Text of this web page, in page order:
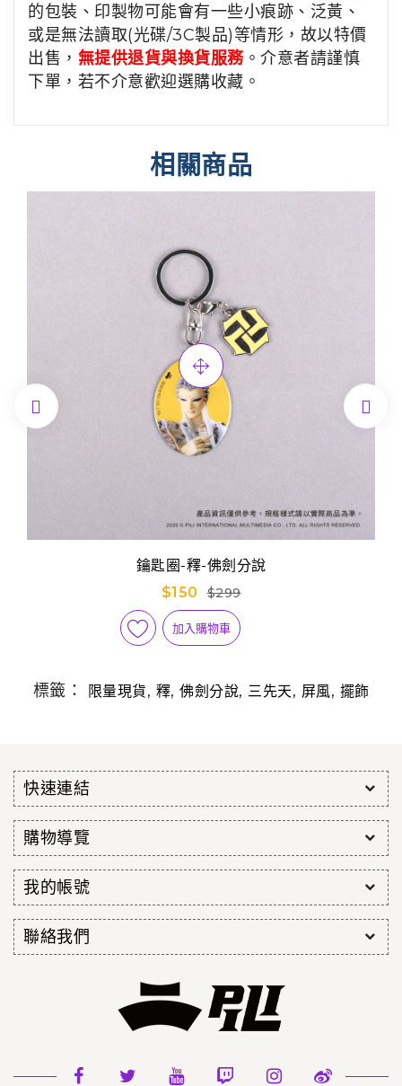
的包裝、印製物可能會有一些小痕跡、泛黃、
或是無法讀取(光碟/3C製品)等情形，故以特價
出售， 無提供退貨與換貨服務。介意者請謹慎
下單，若不介意歡迎選購收藏。
相關商品
鑰匙圈-釋-佛劍分說
$150
$299
加入購物車
 
標籤： 限量現貨, 釋, 佛劍分說, 三先天, 屏風, 擺飾
快速連結
購物導覽
我的帳號
聯絡我們